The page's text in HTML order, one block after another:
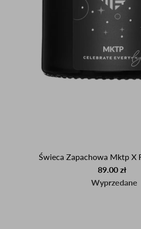
Świeca Zapachowa Mktp X
89.00 zł
Wyprzedane